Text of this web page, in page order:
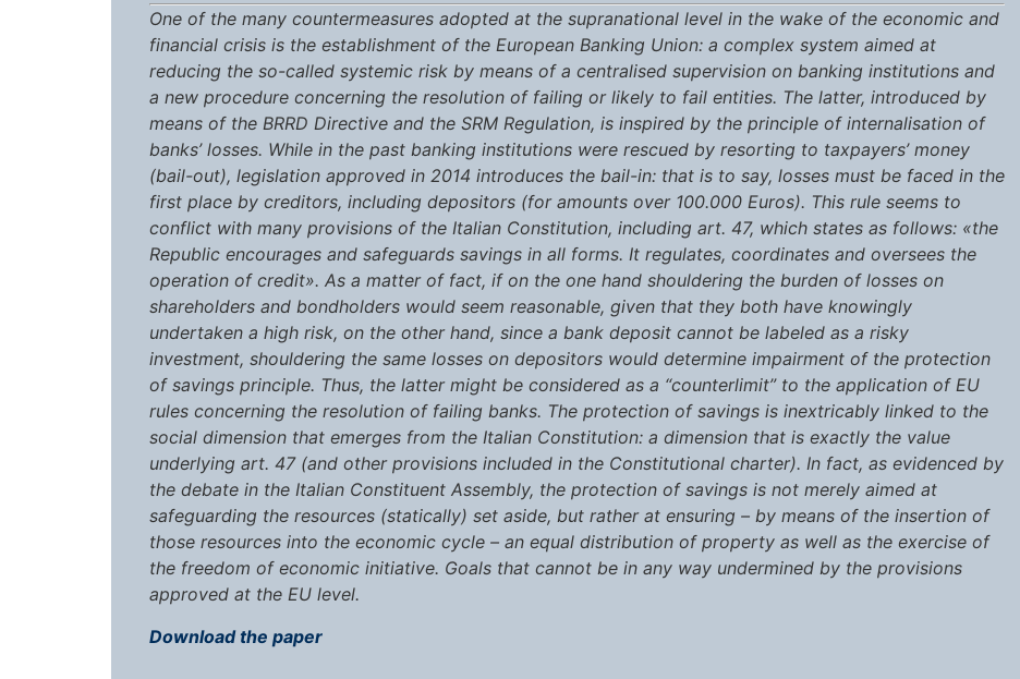
One of the many countermeasures adopted at the supranational level in the wake of the economic and
financial crisis is the establishment of the European Banking Union: a complex system aimed at
reducing the so-called systemic risk by means of a centralised supervision on banking institutions and
a new procedure concerning the resolution of failing or likely to fail entities. The latter, introduced by
means of the BRRD Directive and the SRM Regulation, is inspired by the principle of internalisation of
banks’ losses. While in the past banking institutions were rescued by resorting to taxpayers’ money
(bail-out), legislation approved in 2014 introduces the bail-in: that is to say, losses must be faced in the
first place by creditors, including depositors (for amounts over 100.000 Euros). This rule seems to
conflict with many provisions of the Italian Constitution, including art. 47, which states as follows: «the
Republic encourages and safeguards savings in all forms. It regulates, coordinates and oversees the
operation of credit». As a matter of fact, if on the one hand shouldering the burden of losses on
shareholders and bondholders would seem reasonable, given that they both have knowingly
undertaken a high risk, on the other hand, since a bank deposit cannot be labeled as a risky
investment, shouldering the same losses on depositors would determine impairment of the protection
of savings principle. Thus, the latter might be considered as a “counterlimit” to the application of EU
rules concerning the resolution of failing banks. The protection of savings is inextricably linked to the
social dimension that emerges from the Italian Constitution: a dimension that is exactly the value
underlying art. 47 (and other provisions included in the Constitutional charter). In fact, as evidenced by
the debate in the Italian Constituent Assembly, the protection of savings is not merely aimed at
safeguarding the resources (statically) set aside, but rather at ensuring – by means of the insertion of
those resources into the economic cycle – an equal distribution of property as well as the exercise of
the freedom of economic initiative. Goals that cannot be in any way undermined by the provisions
approved at the EU level.
Download the paper